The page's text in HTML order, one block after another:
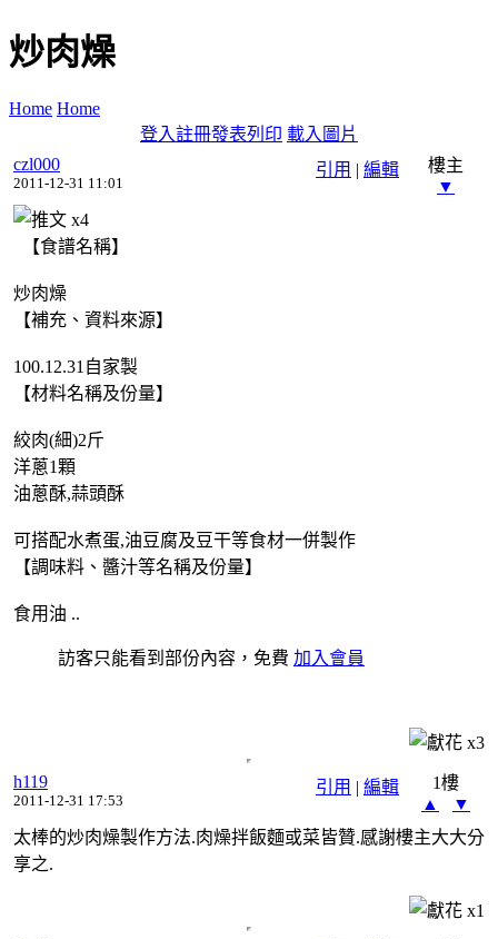
炒肉燥
Home Home
登入註冊發表列印 載入圖片
引用 | 編輯
czl000
2011-12-31 11:01
樓主
▼
x4
【食譜名稱】
炒肉燥
【補充、資料來源】
100.12.31自家製
【材料名稱及份量】
絞肉(細)2斤
洋蔥1顆
油蔥酥,蒜頭酥
可搭配水煮蛋,油豆腐及豆干等食材一併製作
【調味料、醬汁等名稱及份量】
食用油 ..
訪客只能看到部份內容，免費 加入會員
x3
引用 | 編輯
h119
2011-12-31 17:53
1樓
▲
▼
太棒的炒肉燥製作方法.肉燥拌飯麵或菜皆贊.感謝樓主大大分
享之.
x1